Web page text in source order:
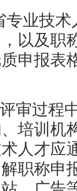
专业技
以及职
申报表
审过程
培训机
人才应
职称申